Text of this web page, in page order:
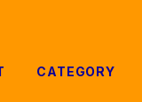
CATEGORY